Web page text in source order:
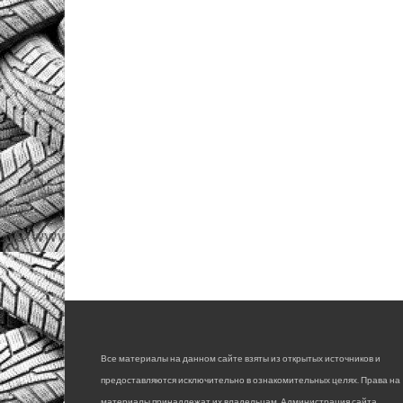
Все материалы на данном сайте взяты из открытых источников и
предоставляются исключительно в ознакомительных целях. Права на